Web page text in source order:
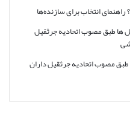
طبق مصوب اتحادیه جرثقیل
مصوب اتحادیه جرثقیل داران